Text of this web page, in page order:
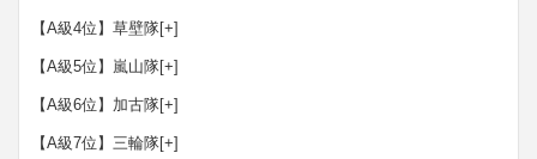
【A級4位】草壁隊[+]
【A級5位】嵐山隊[+]
【A級6位】加古隊[+]
【A級7位】三輪隊[+]